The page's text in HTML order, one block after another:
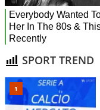
SPORT TREND